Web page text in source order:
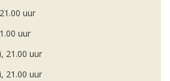
uur
uur
21.00 uur
21.00 uur